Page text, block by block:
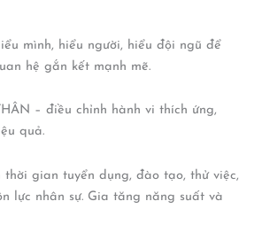
mình, hiểu người, hiểu đội ngũ để
hệ gắn kết mạnh mẽ.
– điều chỉnh hành vi thích ứng,
quả.
thời gian tuyển dụng, đào tạo, thử việc,
lực nhân sự. Gia tăng năng suất và